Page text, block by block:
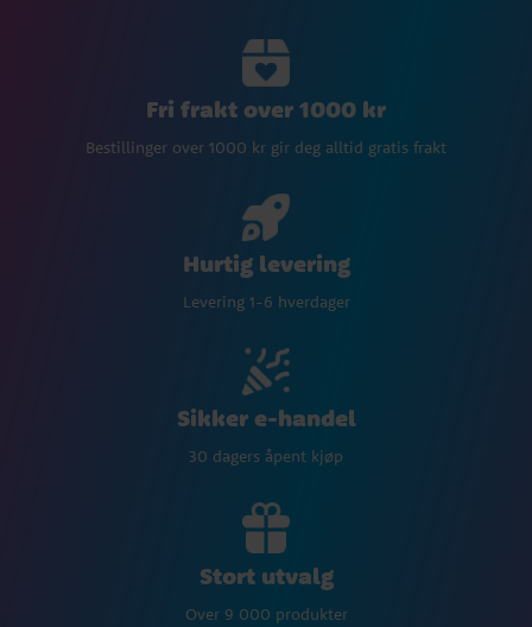
Fri frakt over 1000 kr
Bestillinger over 1000 kr gir deg alltid gratis frakt
Hurtig levering
Levering 1-6 hverdager
Sikker e-handel
30 dagers åpent kjøp
Stort utvalg
Over 9 000 produkter